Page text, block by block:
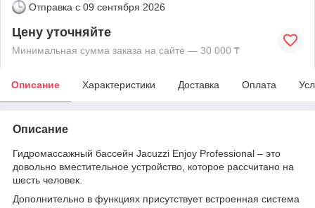
Отправка с 09 сентября 2026
Цену уточняйте
Минимальная сумма заказа на сайте — 30 000 ₸
Описание Характеристики Доставка Оплата
Описание
Гидромассажный бассейн Jacuzzi Enjoy Professional – это
довольно вместительное устройство, которое рассчитано на
шесть человек.
Дополнительно в функциях присутствует встроенная система